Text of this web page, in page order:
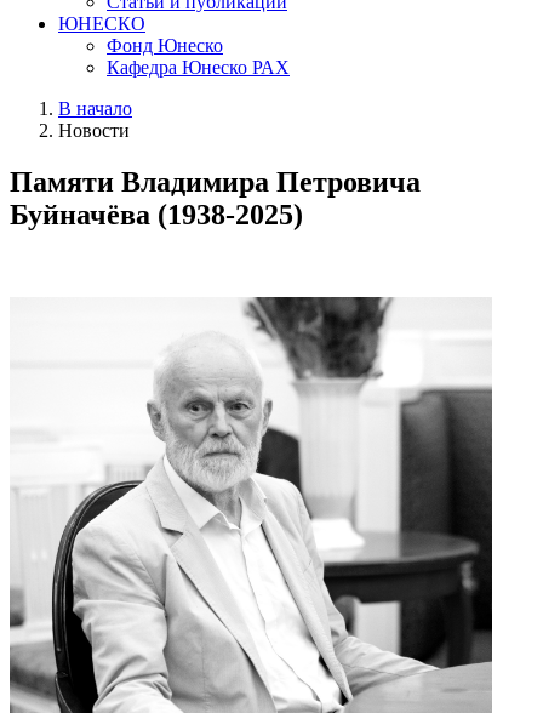
ЮНЕСКО
Фонд Юнеско
Кафедра Юнеско РАХ
В начало
Новости
Памяти Владимира Петровича
Буйначёва (1938-2025)